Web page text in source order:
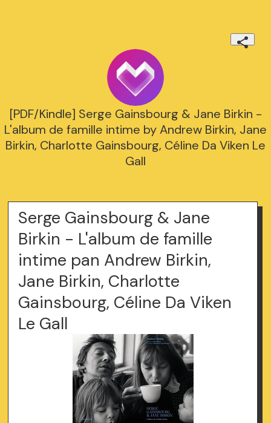
[PDF/Kindle] Serge Gainsbourg & Jane Birkin -
L'album de famille intime by Andrew Birkin, Jane
Birkin, Charlotte Gainsbourg, Céline Da Viken Le
Gall
Serge Gainsbourg & Jane
Birkin - L'album de famille
intime pan Andrew Birkin,
Jane Birkin, Charlotte
Gainsbourg, Céline Da Viken
Le Gall